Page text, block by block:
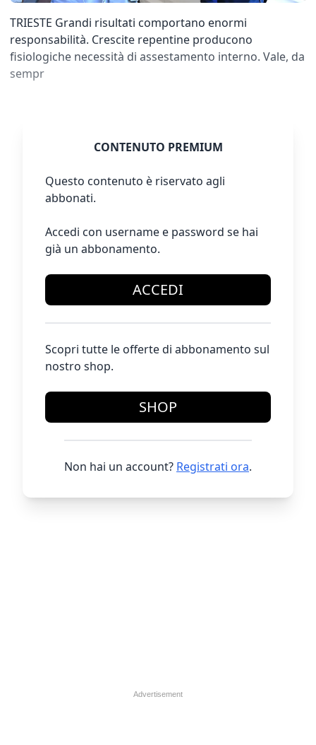
TRIESTE Grandi risultati comportano enormi
responsabilità. Crescite repentine producono
fisiologiche necessità di assestamento interno. Vale, da
sempr
CONTENUTO PREMIUM
Questo contenuto è riservato agli
abbonati.
Accedi con username e password se hai
già un abbonamento.
ACCEDI
Scopri tutte le offerte di abbonamento sul
nostro shop.
SHOP
Non hai un account? Registrati ora.